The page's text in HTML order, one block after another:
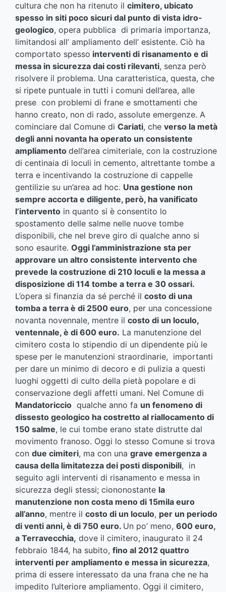
cultura che non ha ritenuto il cimitero, ubicato
spesso in siti poco sicuri dal punto di vista idro-
geologico, opera pubblica di primaria importanza,
limitandosi all’ ampliamento dell’ esistente. Ciò ha
comportato spesso interventi di risanamento e di
messa in sicurezza dai costi rilevanti, senza però
risolvere il problema. Una caratteristica, questa, che
si ripete puntuale in tutti i comuni dell’area, alle
prese con problemi di frane e smottamenti che
hanno creato, non di rado, assolute emergenze. A
cominciare dal Comune di Cariati, che verso la metà
degli anni novanta ha operato un consistente
ampliamento dell’area cimiteriale, con la costruzione
di centinaia di loculi in cemento, altrettante tombe a
terra e incentivando la costruzione di cappelle
gentilizie su un’area ad hoc. Una gestione non
sempre accorta e diligente, però, ha vanificato
l’intervento in quanto si è consentito lo
spostamento delle salme nelle nuove tombe
disponibili, che nel breve giro di qualche anno si
sono esaurite. Oggi l’amministrazione sta per
approvare un altro consistente intervento che
prevede la costruzione di 210 loculi e la messa a
disposizione di 114 tombe a terra e 30 ossari.
L’opera si finanzia da sé perché il costo di una
tomba a terra è di 2500 euro, per una concessione
novanta novennale, mentre il costo di un loculo,
ventennale, è di 600 euro. La manutenzione del
cimitero costa lo stipendio di un dipendente più le
spese per le manutenzioni straordinarie, importanti
per dare un minimo di decoro e di pulizia a questi
luoghi oggetti di culto della pietà popolare e di
conservazione degli affetti umani. Nel Comune di
Mandatoriccio qualche anno fa un fenomeno di
dissesto geologico ha costretto al riallocamento di
150 salme, le cui tombe erano state distrutte dal
movimento franoso. Oggi lo stesso Comune si trova
con due cimiteri, ma con una grave emergenza a
causa della limitatezza dei posti disponibili, in
seguito agli interventi di risanamento e messa in
sicurezza degli stessi; ciononostante la
manutenzione non costa meno di 15mila euro
all’anno, mentre il costo di un loculo, per un periodo
di venti anni, è di 750 euro. Un po’ meno, 600 euro,
a Terravecchia, dove il cimitero, inaugurato il 24
febbraio 1844, ha subito, fino al 2012 quattro
interventi per ampliamento e messa in sicurezza,
prima di essere interessato da una frana che ne ha
impedito l’ulteriore ampliamento. Oggi il cimitero,